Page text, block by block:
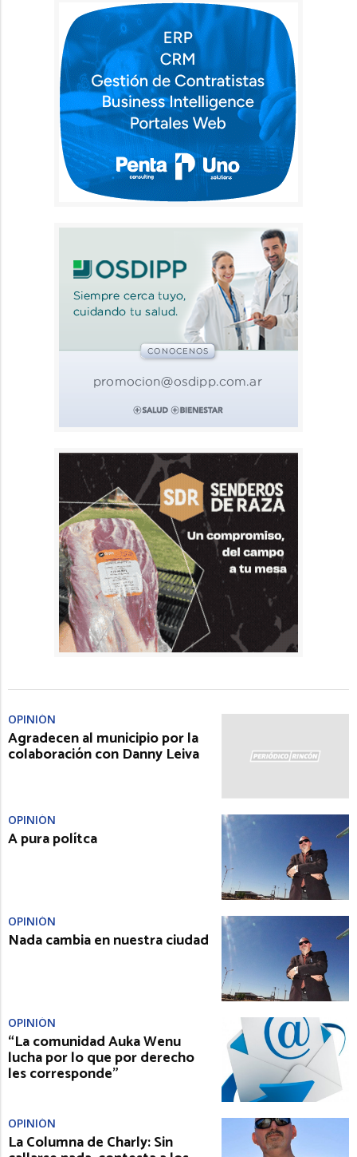
OPINIÓN
Agradecen al municipio por la
colaboración con Danny Leiva
OPINIÓN
A pura polítca
OPINIÓN
Nada cambia en nuestra ciudad
OPINIÓN
“La comunidad Auka Wenu
lucha por lo que por derecho
les corresponde”
OPINIÓN
La Columna de Charly: Sin